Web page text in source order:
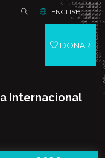
Internacional
ENGLISH
DONAR